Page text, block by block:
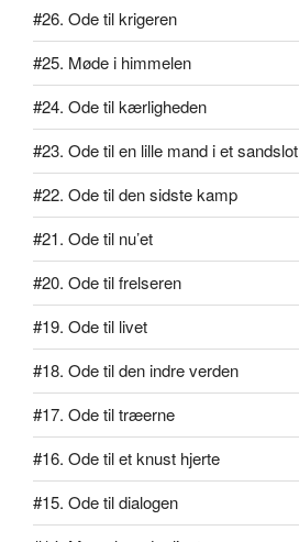
#26. Ode til krigeren
#25. Møde i himmelen
#24. Ode til kærligheden
#23. Ode til en lille mand i et sandslot
#22. Ode til den sidste kamp
#21. Ode til nu’et
#20. Ode til frelseren
#19. Ode til livet
#18. Ode til den indre verden
#17. Ode til træerne
#16. Ode til et knust hjerte
#15. Ode til dialogen